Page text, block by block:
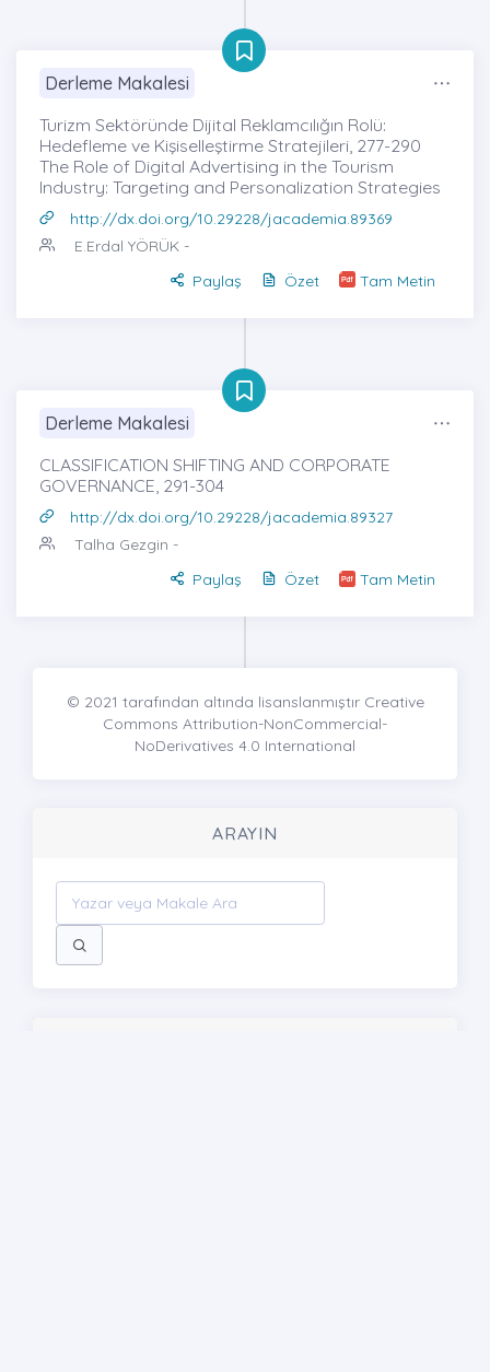
Derleme Makalesi
Turizm Sektöründe Dijital Reklamcılığın Rolü:
Hedefleme ve Kişiselleştirme Stratejileri, 277-290
The Role of Digital Advertising in the Tourism
Industry: Targeting and Personalization Strategies
http://dx.doi.org/10.29228/jacademia.89369
E.Erdal YÖRÜK -
Paylaş
Özet Tam Metin
Derleme Makalesi
CLASSIFICATION SHIFTING AND CORPORATE
GOVERNANCE, 291-304
http://dx.doi.org/10.29228/jacademia.89327
Talha Gezgin -
Paylaş
Özet Tam Metin
© 2021 tarafından altında lisanslanmıştır Creative
Commons Attribution-NonCommercial-
NoDerivatives 4.0 International
ARAYIN